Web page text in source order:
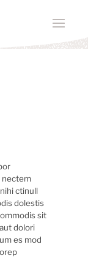
nectem
ctinull
dolestis
sit
dolori
es mod